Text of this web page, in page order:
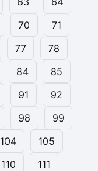
70
71
77
78
84
85
91
92
98
99
104
105
110
111